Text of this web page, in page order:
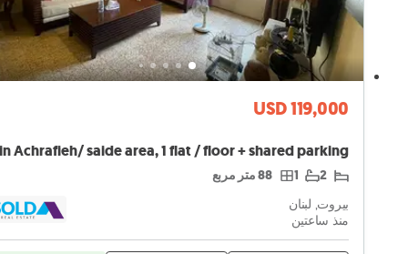
USD 119,000
2
1 88 متر مربع
بيروت, لبنان
منذ ساعتين